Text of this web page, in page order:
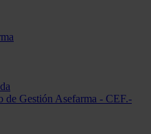
de Gestión Asefarma - CEF.-